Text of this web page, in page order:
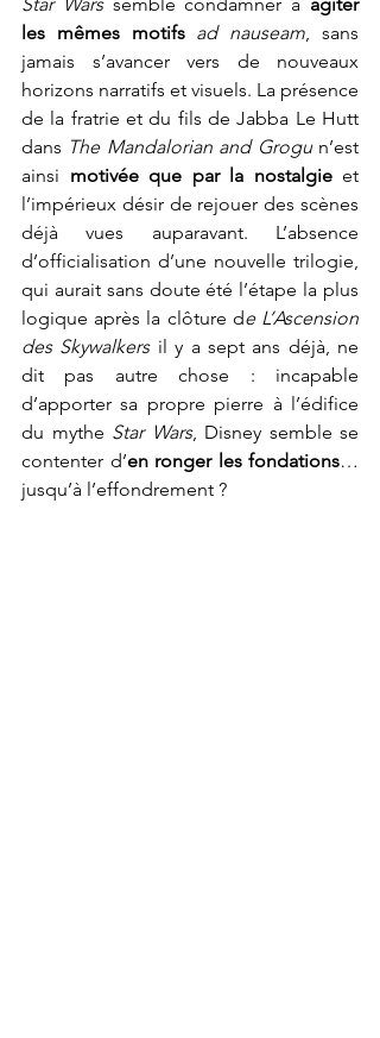
les mêmes motifs ad nauseam, sans
jamais s’avancer vers de nouveaux
horizons narratifs et visuels. La présence
de la fratrie et du fils de Jabba Le Hutt
dans The Mandalorian and Grogu n’est
ainsi motivée que par la nostalgie et
l’impérieux désir de rejouer des scènes
déjà vues auparavant. L’absence
d’officialisation d’une nouvelle trilogie,
qui aurait sans doute été l’étape la plus
logique après la clôture de L’Ascension
des Skywalkers il y a sept ans déjà, ne
dit pas autre chose : incapable
d’apporter sa propre pierre à l’édifice
du mythe Star Wars, Disney semble se
contenter d’en ronger les fondations…
jusqu’à l’effondrement ?